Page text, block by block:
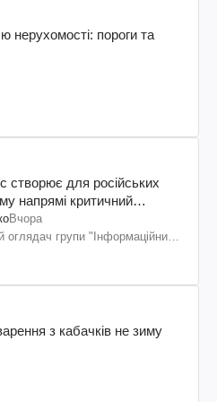
нерухомості: пороги та
створює для російських
напрямі критичний
Вчора
оглядач групи "Інформаційний
з кабачків не зиму